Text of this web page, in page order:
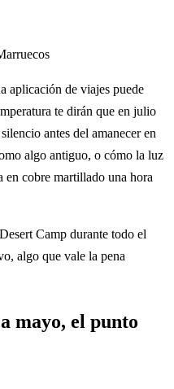
aplicación de viajes puede
te dirán que en julio
antes del amanecer en
algo antiguo, o cómo la luz
en cobre martillado una hora
Camp durante todo el
algo que vale la pena
mayo, el punto